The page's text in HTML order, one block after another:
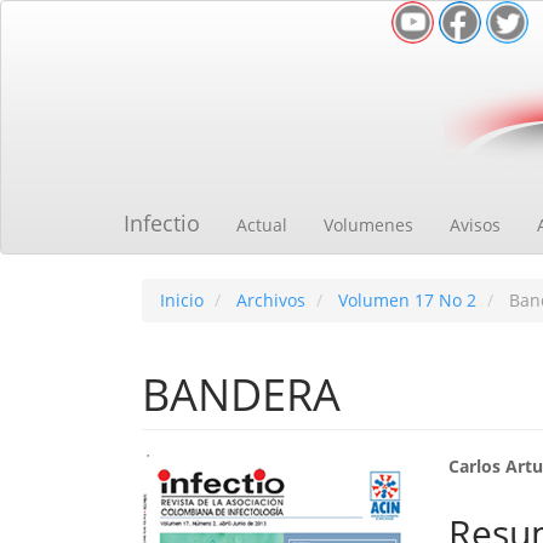
Infectio Actual Volumenes Avisos
Inicio Archivos Volumen 17 No 2
BANDERA
Barra
lateral
Carlos